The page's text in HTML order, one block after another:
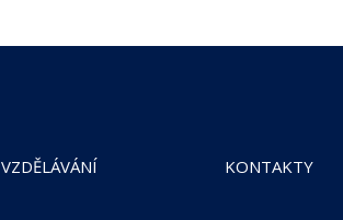
VZDĚLÁVÁNÍ KONTAKTY